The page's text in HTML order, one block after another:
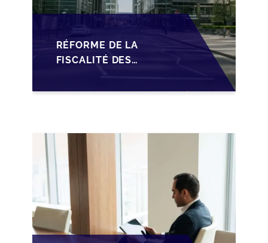
RÉFORME DE LA
FISCALITÉ DES
OPPORTUNITÉS ET
FAMILIALE AU
LUXEMBOURG